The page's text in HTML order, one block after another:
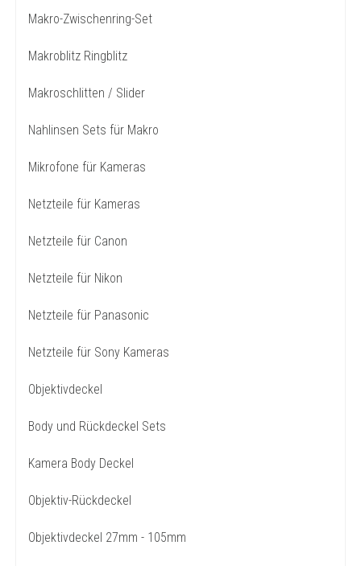
Makro-Zwischenring-Set
Makroblitz Ringblitz
Makroschlitten / Slider
Nahlinsen Sets für Makro
Mikrofone für Kameras
Netzteile für Kameras
Netzteile für Canon
Netzteile für Nikon
Netzteile für Panasonic
Netzteile für Sony Kameras
Objektivdeckel
Body und Rückdeckel Sets
Kamera Body Deckel
Objektiv-Rückdeckel
Objektivdeckel 27mm - 105mm